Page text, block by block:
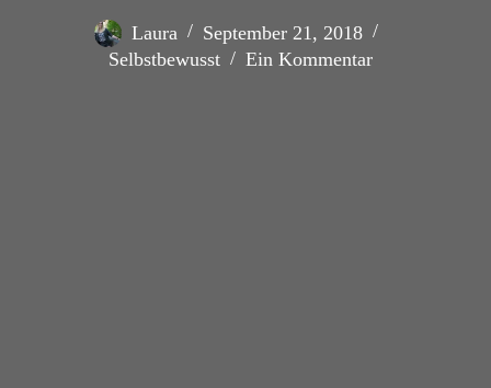
Laura
September 21, 2018
Selbstbewusst
Ein Kommentar